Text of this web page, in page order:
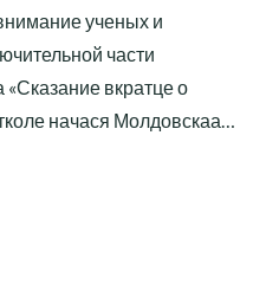
ученых и
части
вкратце о
начася Молдовскаа…